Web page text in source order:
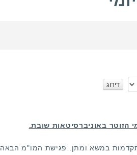
באוניברסיטאות שובת.
במשא ומתן. פגישת המו"מ